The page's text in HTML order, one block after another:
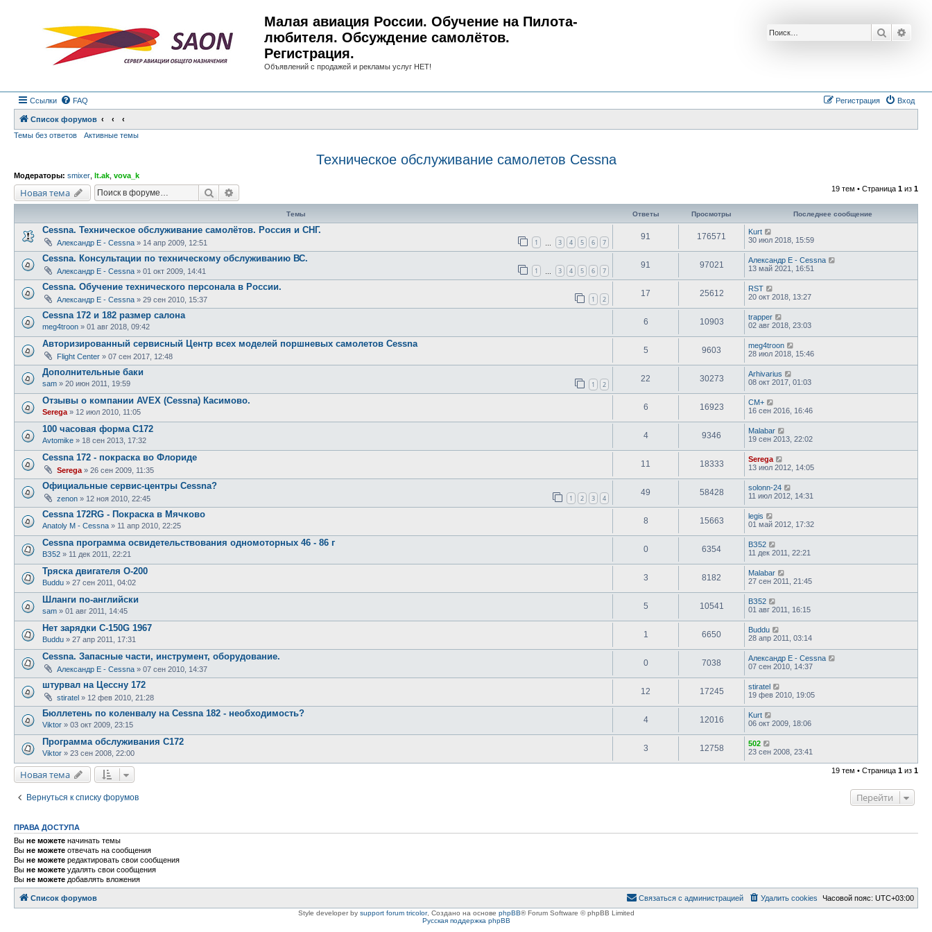
Малая авиация России. Обучение на Пилота-
любителя. Обсуждение самолётов.
Регистрация.
Объявлений с продажей и рекламы услуг НЕТ!
Поиск
Ссылки FAQ Вход
Регистрация
Список форумов
Темы без ответов
Активные темы
Техническое обслуживание самолетов Cessna
Модераторы: smixer lt.ak vova_k
Новая тема Поиск 19 тем • Страница 1 из 1
Темы Ответы Просмотры Последнее сообщение
Cessna. Техническое обслуживание самолётов. Россия и СНГ.
Александр E - Cessna » 14 апр 2009, 12:51 1 3 4 5 6 7
91 176571
Kurt
30 июл 2018, 15:59
Cessna. Консультации по техническому обслуживанию ВС.
Александр E - Cessna » 01 окт 2009, 14:41 1 3 4 5 6 7
91 97021
Александр E - Cessna
13 май 2021, 16:51
Cessna. Обучение технического персонала в России.
Александр E - Cessna » 29 сен 2010, 15:37 1 2
17 25612
RST
20 окт 2018, 13:27
Cessna 172 и 182 размер салона
meg4troon » 01 авг 2018, 09:42
6 10903
trapper
02 авг 2018, 23:03
Авторизированный сервисный Центр всех моделей поршневых самолетов Cessna
Flight Center » 07 сен 2017, 12:48
5 9603
meg4troon
28 июл 2018, 15:46
Дополнительные баки
sam » 20 июн 2011, 19:59 1 2
22 30273
Arhivarius
08 окт 2017, 01:03
Отзывы о компании AVEX (Cessna) Касимово.
Serega » 12 июл 2010, 11:05
6 16923
CM+
16 сен 2016, 16:46
100 часовая форма С172
Avtomike » 18 сен 2013, 17:32
4 9346
Malabar
19 сен 2013, 22:02
Cessna 172 - покраска во Флориде
Serega » 26 сен 2009, 11:35
11 18333
Serega
13 июл 2012, 14:05
Официальные сервис-центры Cessna?
zenon » 12 ноя 2010, 22:45 1 2 3 4
49 58428
solonn-24
11 июл 2012, 14:31
Cessna 172RG - Покраска в Мячково
Anatoly M - Cessna » 11 апр 2010, 22:25
8 15663
legis
01 май 2012, 17:32
Cessna программа освидетельствования одномоторных 46 - 86 г
ВЗ52 » 11 дек 2011, 22:21
0 6354
ВЗ52
11 дек 2011, 22:21
Тряска двигателя О-200
Buddu » 27 сен 2011, 04:02
3 8182
Malabar
27 сен 2011, 21:45
Шланги по-английски
sam » 01 авг 2011, 14:45
5 10541
ВЗ52
01 авг 2011, 16:15
Нет зарядки С-150G 1967
Buddu » 27 апр 2011, 17:31
1 6650
Buddu
28 апр 2011, 03:14
Cessna. Запасные части, инструмент, оборудование.
Александр E - Cessna » 07 сен 2010, 14:37
0 7038
Александр E - Cessna
07 сен 2010, 14:37
штурвал на Цессну 172
stiratel » 12 фев 2010, 21:28
12 17245
stiratel
19 фев 2010, 19:05
Бюллетень по коленвалу на Cessna 182 - необходимость?
Viktor » 03 окт 2009, 23:15
4 12016
Kurt
06 окт 2009, 18:06
Программа обслуживания С172
Viktor » 23 сен 2008, 22:00
3 12758
502
23 сен 2008, 23:41
Новая тема 19 тем • Страница 1 из 1
Вернуться к списку форумов Перейти
ПРАВА ДОСТУПА
Вы не можете начинать темы
Вы не можете отвечать на сообщения
Вы не можете редактировать свои сообщения
Вы не можете удалять свои сообщения
Вы не можете добавлять вложения
Список форумов Часовой пояс: UTC+03:00
Удалить cookies
Связаться с администрацией
Style developer by support forum tricolor, Создано на основе phpBB® Forum Software © phpBB Limited
Русская поддержка phpBB